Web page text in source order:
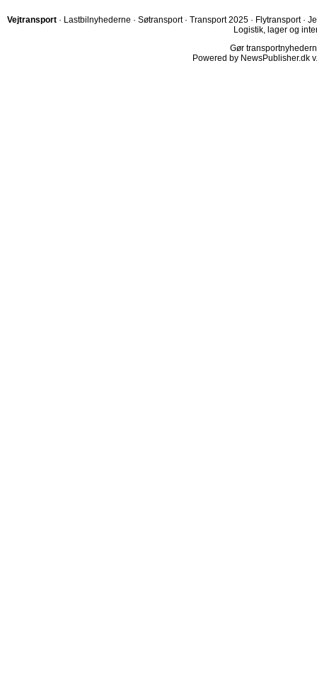
Vejtransport · Lastbilnyhederne · Søtransport · Transport 2025 · Flytransport ·
Logistik, lager og
Gør
Powered by NewsPublisher.dk